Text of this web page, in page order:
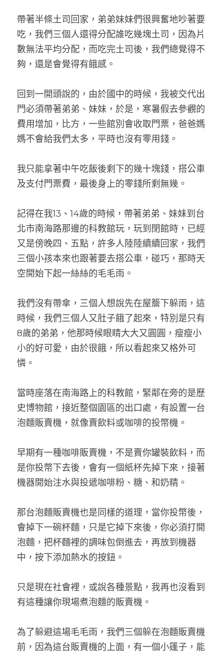
帶著半條土司回家，弟弟妹妹們很興奮地吵著要
吃，我們三個人還得分配誰吃幾塊土司，因為片
數無法平均分配，而吃完土司後，我們總覺得不
夠，還是會覺得有餓感。
回到一開頭說的，由於國中的時候，我被交代出
門必須帶著弟弟、妹妹，於是，寒暑假去參觀的
費用增加，比方，一些館別會收取門票，爸爸媽
媽不會給我們太多，平時也沒有零用錢。
我只能拿著中午吃飯後剩下的幾十塊錢，搭公車
及支付門票費，最後身上的零錢所剩無幾。
記得在我13、14歲的時候，帶著弟弟、妹妹到台
北市南海路那邊的科教館玩，玩到閉館時，已經
又是傍晚四、五點，許多人陸陸續續回家，我們
三個小孩本來也跟著要去搭公車，碰巧，那時天
空開始下起一絲絲的毛毛雨。
我們沒有帶傘，三個人想說先在屋簷下躲雨，這
時候，我們三個人又肚子餓了起來，特別是只有
8歲的弟弟，他那時候眼睛大大又圓圓，瘦瘦小
小的好可愛，由於很餓，所以看起來又格外可
憐。
當時座落在南海路上的科教館，緊鄰在旁的是歷
史博物館，接近整個園區的出口處，有設置一台
泡麵販賣機，就像賣飲料或咖啡的投幣機。
早期有一種咖啡販賣機，不是賣你罐裝飲料，而
是你投幣下去後，會有一個紙杯先掉下來，接著
機器開始注水與投遞咖啡粉、糖、和奶精。
那台泡麵販賣機也是同樣的道理，當你投幣後，
會掉下一碗杯麵，只是它掉下來後，你必須打開
泡麵，把杯麵裡的調味包倒進去，再放到機器
中，按下添加熱水的按鈕。
只是現在社會裡，或說各種景點，我再也沒看到
有這種讓你現場煮泡麵的販賣機。
為了躲避這場毛毛雨，我們三個躲在泡麵販賣機
前，因為這台販賣機的上面，有一個小篷子，能